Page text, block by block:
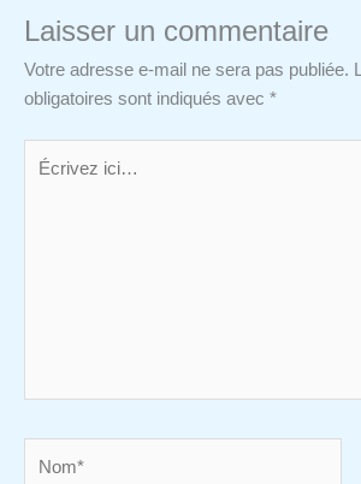
Laisser un commentaire
Votre adresse e-mail ne sera pas publiée.
obligatoires sont indiqués avec *